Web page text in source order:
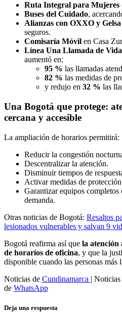
Ruta Integral para Mujeres
Buses del Cuidado,
Alianzas con OXXO y Gelsa
seguros.
Comisaría Móvil en Casa
Línea Una Llamada de Vida
aumentó en:
95 % las llamadas
82 % las medidas de
y redujo en 32 % las
Una Bogotá que protege:
cercana y accesible
La ampliación de horarios permitirá:
Reducir la congestión
Descentralizar la atención.
Disminuir tiempos de
Activar medidas de
Garantizar equipos
demanda.
Otras noticias de Bogotá: Resaltos
lesionados vulnerables y salvan 9
Bogotá reafirma así que la atención
de horarios de oficina, y que la
disponible cuando las personas más
Noticias de Cundinamarca | Noticias
de WhatsApp
Deja una respuesta